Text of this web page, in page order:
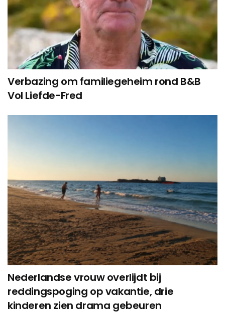
Verbazing om familiegeheim rond B&B
Vol Liefde-Fred
Nederlandse vrouw overlijdt bij
reddingspoging op vakantie, drie
kinderen zien drama gebeuren